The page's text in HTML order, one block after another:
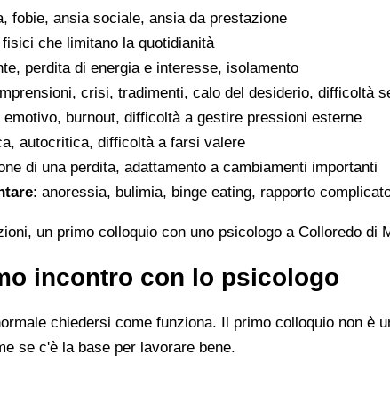
fobie, ansia sociale, ansia da prestazione
che limitano la quotidianità
perdita di energia e interesse, isolamento
crisi, tradimenti, calo del desiderio, difficoltà
burnout, difficoltà a gestire pressioni esterne
autocritica, difficoltà a farsi valere
di una perdita, adattamento a cambiamenti importanti
: anoressia, bulimia, binge eating, rapporto
un primo colloquio con uno psicologo a Colloredo di
incontro con lo psicologo
chiedersi come funziona. Il primo colloquio non è
se c'è la base per lavorare bene.